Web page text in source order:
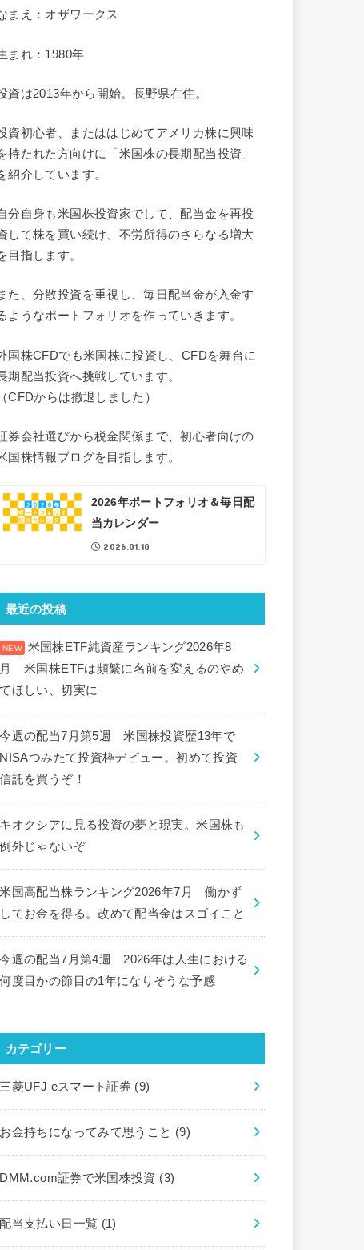
まえ：オザワークス
まれ：1980年
資は2013年から開始。長野県在住。
資初心者、またははじめてアメリカ株に興味
持たれた方向けに「米国株の長期配当投資」
紹介しています。
分自身も米国株投資家でして、配当金を再投
して株を買い続け、不労所得のさらなる増大
目指します。
た、分散投資を重視し、毎日配当金が入金す
ようなポートフォリオを作っていきます。
国株CFDでも米国株に投資し、CFDを舞台に
期配当投資へ挑戦しています。
（CFDからは撤退しました）
券会社選びから税金関係まで、初心者向けの
国株情報ブログを目指します。
2026年ポートフォリオ＆毎日配
当カレンダー
2026.01.10
最近の投稿
米国株ETF純資産ランキング2026年8
月 米国株ETFは頻繁に名前を変えるのやめ
てほしい、切実に
今週の配当7月第5週 米国株投資歴13年で
NISAつみたて投資枠デビュー。初めて投資
信託を買うぞ！
キオクシアに見る投資の夢と現実。米国株も
例外じゃないぞ
米国高配当株ランキング2026年7月 働かず
してお金を得る。改めて配当金はスゴイこと
今週の配当7月第4週 2026年は人生における
何度目かの節目の1年になりそうな予感
カテゴリー
三菱UFJ eスマート証券 (9)
お金持ちになってみて思うこと (9)
DMM.com証券で米国株投資 (3)
配当支払い日一覧 (1)